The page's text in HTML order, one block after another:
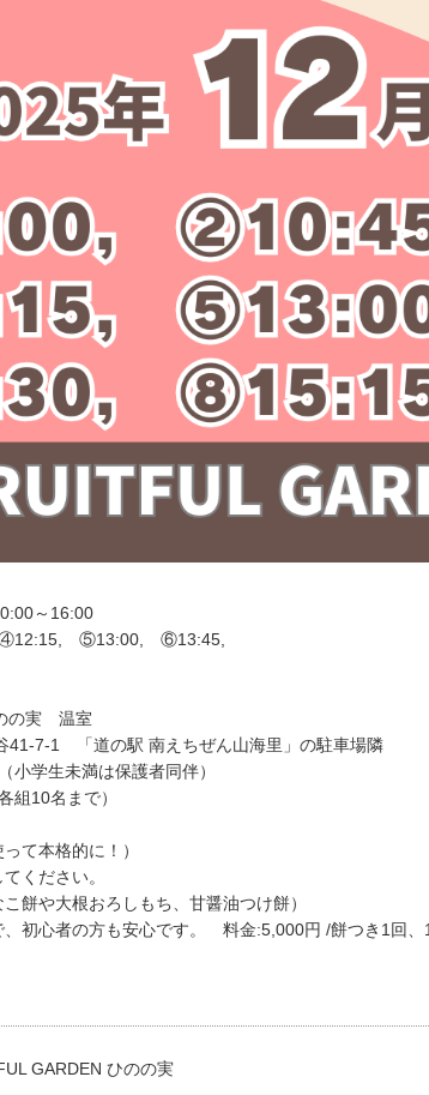
～16:00
⑤13:00, ⑥13:45,
の実 温室
41-7-1 「道の駅 南えちぜん山海里」の駐車場隣
小学生未満は保護者同伴）
10名まで）
て本格的に！）
ください。
餅や大根おろしもち、甘醤油つけ餅）
初心者の方も安心です。 料金:5,000円 /餅つき1回、
GARDEN ひのの実